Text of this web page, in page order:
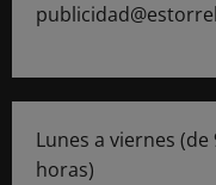
Lunes a viernes (de
horas)